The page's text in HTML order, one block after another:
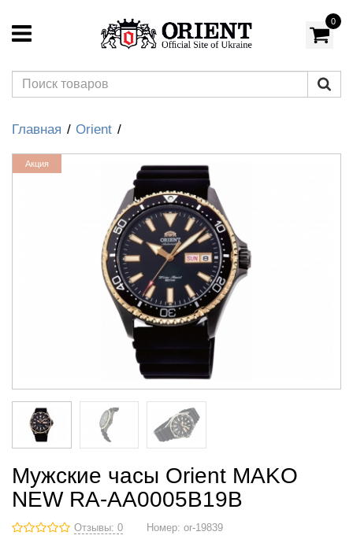
0
Главная Orient
Акция
Мужские часы Orient MAKO
NEW RA-AA0005B19B
Отзывы: 0 Номер: or-19839